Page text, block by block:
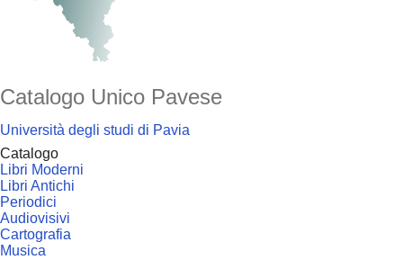
Catalogo Unico Pavese
Università degli studi di Pavia
Catalogo
Libri Moderni
Libri Antichi
Periodici
Audiovisivi
Cartografia
Musica